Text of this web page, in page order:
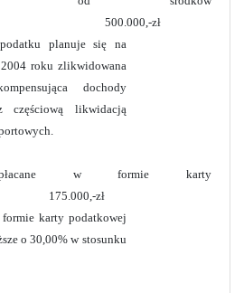
500.000,-zł
planuje się na
roku zlikwidowana
dochody
likwidacją
w formie karty
zł
karty podatkowej
o 30,00% w stosunku